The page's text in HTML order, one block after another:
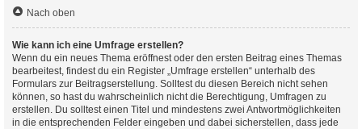
Nach oben
Wie kann ich eine Umfrage erstellen?
Wenn du ein neues Thema eröffnest oder den ersten Beitrag eines Themas
bearbeitest, findest du ein Register „Umfrage erstellen“ unterhalb des
Formulars zur Beitragserstellung. Solltest du diesen Bereich nicht sehen
können, so hast du wahrscheinlich nicht die Berechtigung, Umfragen zu
erstellen. Du solltest einen Titel und mindestens zwei Antwortmöglichkeiten
in die entsprechenden Felder eingeben und dabei sicherstellen, dass jede